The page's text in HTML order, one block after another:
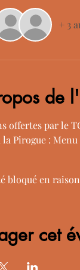
+ 3
de
offertes par le
la Pirogue :
bloqué en
cet